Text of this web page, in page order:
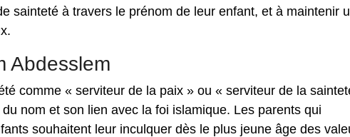
sainteté à travers le prénom de leur enfant, et à maintenir
Abdesslem
comme « serviteur de la paix » ou « serviteur de la
nom et son lien avec la foi islamique. Les parents qui
souhaitent leur inculquer dès le plus jeune âge des